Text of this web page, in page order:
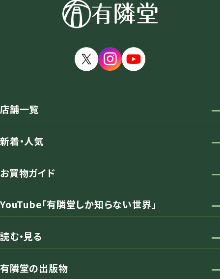
店舗一覧
新着・人気
お買物ガイド
YouTube「有隣堂しか知らない世界」
読む・見る
有隣堂の出版物